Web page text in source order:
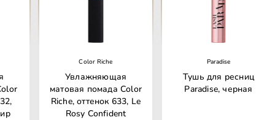
Color Riche
Увлажняющая
матовая помада Color
Riche, оттенок 633, Le
Rosy Confident
Paradise
Тушь для ресниц
Paradise, черная